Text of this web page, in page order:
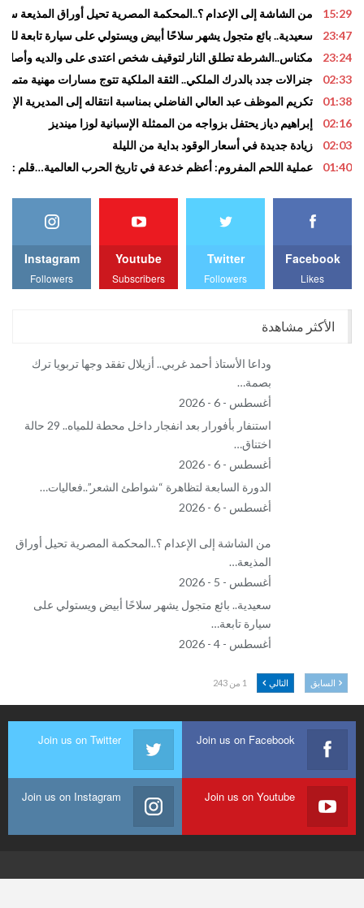
15:29
من الشاشة إلى الإعدام ؟..المحكمة المصرية تحيل أوراق المذيعة
23:47
سعيدية.. بائع متجول يشهر سلاحًا أبيض ويستولي على سيارة تابعة
23:24
مكناس..الشرطة تطلق النار لتوقيف شخص اعتدى على والديه وأصاب
02:33
جنرالات جدد بالدرك الملكي.. الثقة الملكية تتوج مسارات مهنية
01:38
تكريم الموظف عبد العالي الفاضلي بمناسبة انتقاله إلى المديرية
02:16
إبراهيم دياز يحتفل بزواجه من الممثلة الإسبانية لوزا مينديز
02:03
زيادة جديدة في أسعار الوقود بداية من الليلة
01:40
عملية اللحم المفروم: أعظم خدعة في تاريخ الحرب العالمية…قلم
Facebook
Likes
Twitter
Followers
Youtube
Subscribers
Instagram
Followers
الأكثر مشاهدة
وداعا الأستاذ أحمد غربي.. أزيلال تفقد وجها تربويا ترك
بصمة…
أغسطس - 6 - 2026
استنفار بأفورار بعد انفجار داخل محطة للمياه.. 29 حالة
اختناق…
أغسطس - 6 - 2026
الدورة السابعة لتظاهرة “شواطئ الشعر”..فعاليات…
أغسطس - 6 - 2026
من الشاشة إلى الإعدام ؟..المحكمة المصرية تحيل أوراق
المذيعة…
أغسطس - 5 - 2026
سعيدية.. بائع متجول يشهر سلاحًا أبيض ويستولي على
سيارة تابعة…
أغسطس - 4 - 2026
السابق التالي 1 من 243
Join us on Facebook
Join us on Twitter
Join us on Youtube
Join us on Instagram